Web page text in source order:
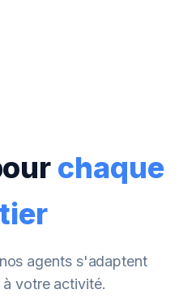
chaque
agents s'adaptent
votre activité.